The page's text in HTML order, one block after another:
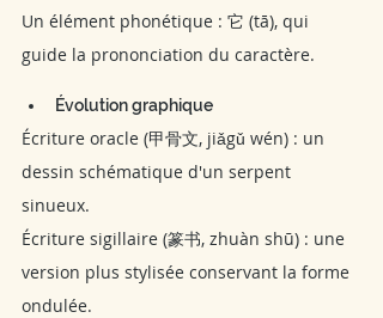
Un élément phonétique : 它 (tā), qui
guide la prononciation du caractère.
Évolution graphique
Écriture oracle (甲骨文, jiǎgǔ wén) : un
dessin schématique d'un serpent
sinueux.
Écriture sigillaire (篆书, zhuàn shū) : une
version plus stylisée conservant la forme
ondulée.